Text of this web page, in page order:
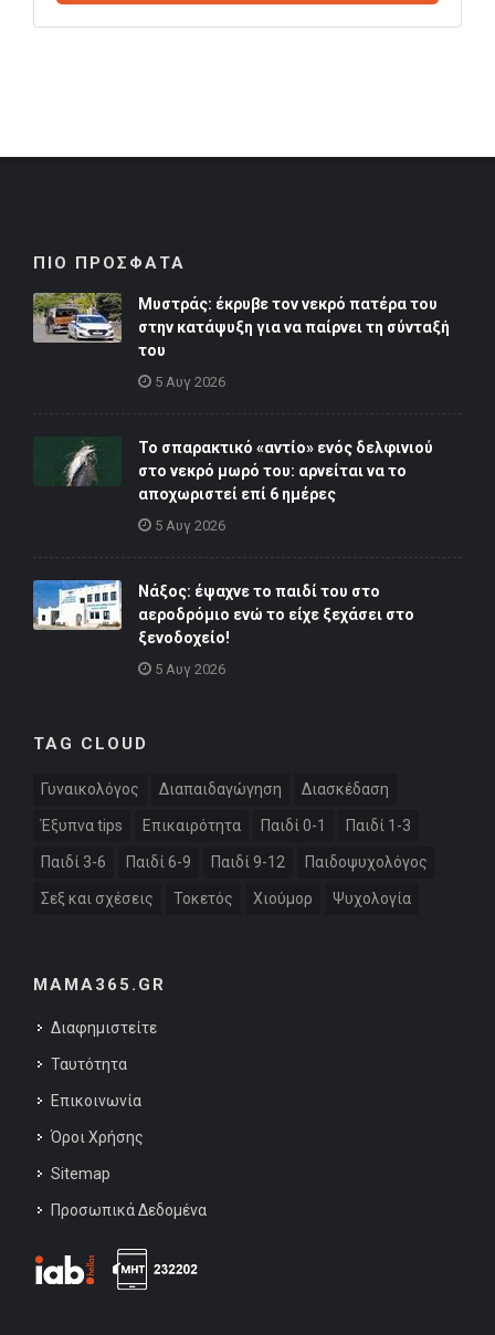
ΠΙΟ ΠΡΟΣΦΑΤΑ
Μυστράς: έκρυβε τον νεκρό πατέρα του
στην κατάψυξη για να παίρνει τη σύνταξή
του
5 Αυγ 2026
Το σπαρακτικό «αντίο» ενός δελφινιού
στο νεκρό μωρό του: αρνείται να το
αποχωριστεί επί 6 ημέρες
5 Αυγ 2026
Νάξος: έψαχνε το παιδί του στο
αεροδρόμιο ενώ το είχε ξεχάσει στο
ξενοδοχείο!
5 Αυγ 2026
TAG CLOUD
Γυναικολόγος Διαπαιδαγώγηση Διασκέδαση
Έξυπνα tips Επικαιρότητα Παιδί 0-1 Παιδί 1-3
Παιδί 3-6 Παιδί 6-9 Παιδί 9-12 Παιδοψυχολόγος
Σεξ και σχέσεις Τοκετός Χιούμορ Ψυχολογία
MAMA365.GR
Διαφημιστείτε
Ταυτότητα
Επικοινωνία
Όροι Χρήσης
Sitemap
Προσωπικά Δεδομένα